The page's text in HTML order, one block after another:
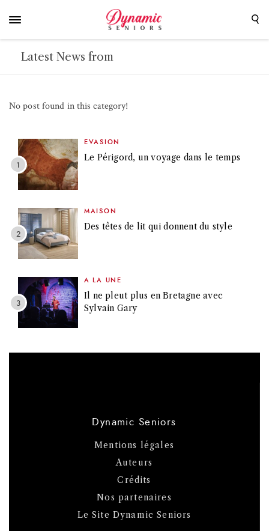
Latest News from
No post found in this category!
EVASION
Le Périgord, un voyage dans le temps
MAISON
Des têtes de lit qui donnent du style
A LA UNE
Il ne pleut plus en Bretagne avec
Sylvain Gary
Dynamic Seniors
Mentions légales
Auteurs
Crédits
Nos partenaires
Le Site Dynamic Seniors